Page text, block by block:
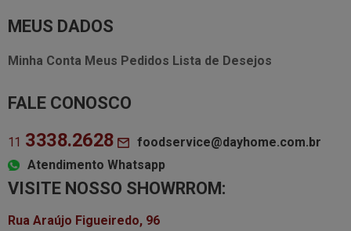
MEUS DADOS
Minha Conta Meus Pedidos Lista de Desejos
FALE CONOSCO
11 3338.2628
foodservice@dayhome.com.br
Atendimento Whatsapp
VISITE NOSSO SHOWRROM:
Rua Araújo Figueiredo, 96